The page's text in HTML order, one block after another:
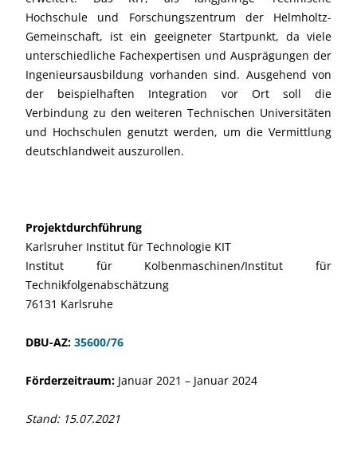
Hochschule und Forschungszentrum der Helmholtz-
Gemeinschaft, ist ein geeigneter Startpunkt, da viele
unterschiedliche Fachexpertisen und Ausprägungen der
Ingenieursausbildung vorhanden sind. Ausgehend von
der beispielhaften Integration vor Ort soll die
Verbindung zu den weiteren Technischen Universitäten
und Hochschulen genutzt werden, um die Vermittlung
deutschlandweit auszurollen.
Projektdurchführung
Karlsruher Institut für Technologie KIT
Institut für Kolbenmaschinen/Institut für
Technikfolgenabschätzung
76131 Karlsruhe
DBU-AZ: 35600/76
Förderzeitraum: Januar 2021 – Januar 2024
Stand: 15.07.2021